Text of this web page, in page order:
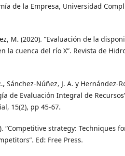
de la Empresa, Universidad
M. (2020). “Evaluación de la
la cuenca del río X”. Revista de
Sánchez-Núñez, J. A. y Hernández-
de Evaluación Integral de
15(2), pp 45-67.
“Competitive strategy: Techniques
Ed: Free Press.